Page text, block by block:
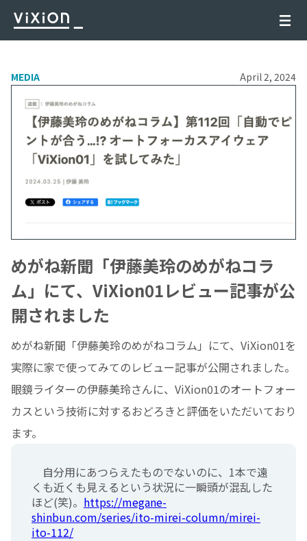
MEDIA April 2, 2024
めがね新聞「伊藤美玲のめがねコラ
ム」にて、ViXion01レビュー記事が公
開されました
めがね新聞「伊藤美玲のめがねコラム」にて、ViXion01を
実際に家で使ってみてのレビュー記事が公開されました。
眼鏡ライターの伊藤美玲さんに、ViXion01のオートフォー
カスという技術に対するおどろきと評価をいただいており
ます。
自分用にあつらえたものでないのに、1本で遠
くも近くも見えるという状況に一瞬頭が混乱した
ほど(笑)。 https://megane-
shinbun.com/series/ito-mirei-column/mirei-
ito-112/